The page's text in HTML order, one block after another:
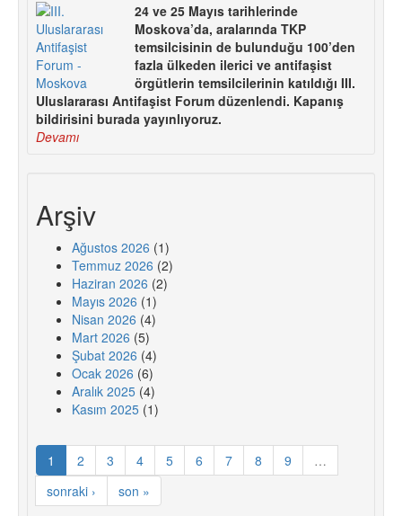
24 ve 25 Mayıs tarihlerinde
Moskova’da, aralarında TKP
temsilcisinin de bulunduğu 100’den
fazla ülkeden ilerici ve antifaşist
örgütlerin temsilcilerinin katıldığı III.
Uluslararası Antifaşist Forum düzenlendi. Kapanış
bildirisini burada yayınlıyoruz.
Devamı
Arşiv
Ağustos 2026 (1)
Temmuz 2026 (2)
Haziran 2026 (2)
Mayıs 2026 (1)
Nisan 2026 (4)
Mart 2026 (5)
Şubat 2026 (4)
Ocak 2026 (6)
Aralık 2025 (4)
Kasım 2025 (1)
1 2 3 4 5 6 7 8 9
…
sonraki ›
son »